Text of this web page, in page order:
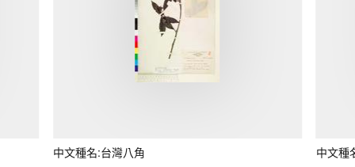
中文種名:台灣八角 中文種